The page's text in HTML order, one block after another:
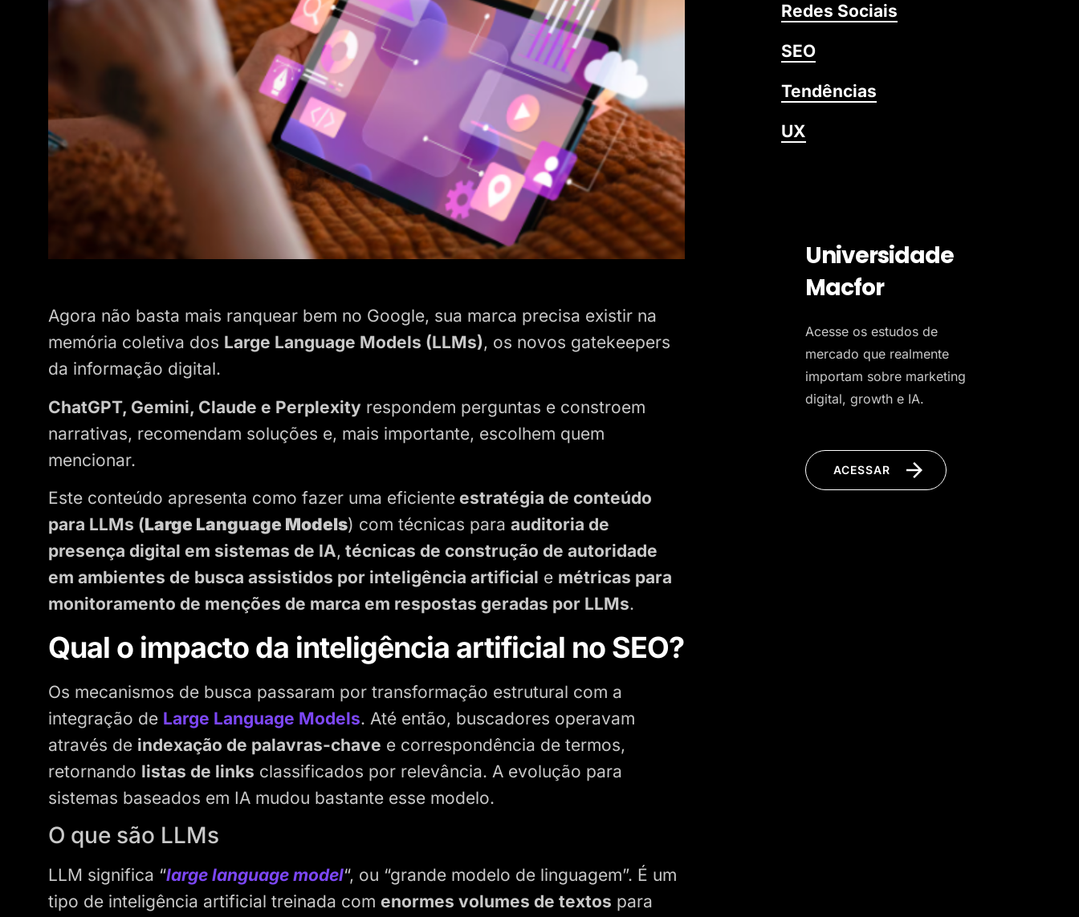
Agora não basta mais ranquear bem no Google, sua marca precisa existir na
memória coletiva dos Large Language Models (LLMs), os novos gatekeepers
da informação digital.
ChatGPT, Gemini, Claude e Perplexity respondem perguntas e constroem
narrativas, recomendam soluções e, mais importante, escolhem quem
mencionar.
Este conteúdo apresenta como fazer uma eficiente estratégia de conteúdo
para LLMs (Large Language Models) com técnicas para auditoria de
presença digital em sistemas de IA, técnicas de construção de autoridade
em ambientes de busca assistidos por inteligência artificial e métricas para
monitoramento de menções de marca em respostas geradas por LLMs.
Qual o impacto da inteligência artificial no SEO?
Os mecanismos de busca passaram por transformação estrutural com a
integração de Large Language Models. Até então, buscadores operavam
através de indexação de palavras-chave e correspondência de termos,
retornando listas de links classificados por relevância. A evolução para
sistemas baseados em IA mudou bastante esse modelo.
O que são LLMs
LLM significa “large language model“, ou “grande modelo de linguagem”. É um
tipo de inteligência artificial treinada com enormes volumes de textos para
Redes Sociais
SEO
Tendências
UX
Universidade
Macfor
Acesse os estudos de
mercado que realmente
importam sobre marketing
digital, growth e IA.
ACESSAR